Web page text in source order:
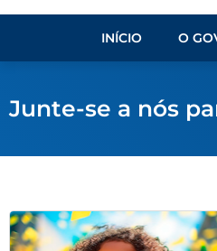
INÍCIO O
Junte-se a nós